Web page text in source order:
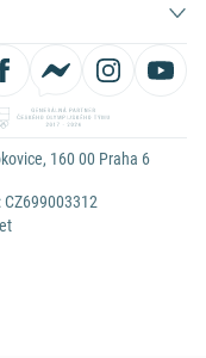
160 00 Praha 6
CZ699003312